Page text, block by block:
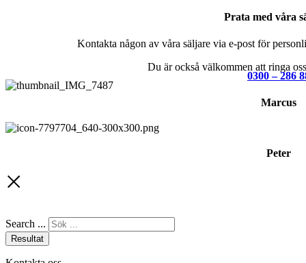
Prata med våra
Kontakta någon av våra säljare via e-post för
Du är också välkommen att ringa
0300 – 286
Marcus
Peter
Search ...
Resultat